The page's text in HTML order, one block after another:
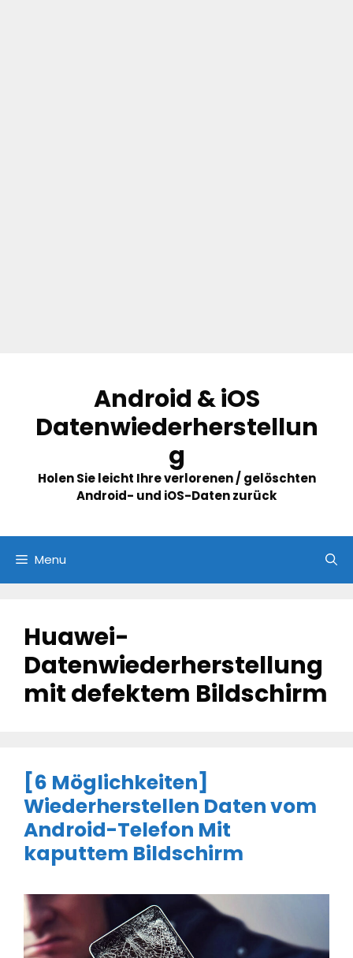
content
Android & iOS
Datenwiederherstellun
g
Holen Sie leicht Ihre verlorenen / gelöschten
Android- und iOS-Daten zurück
Menu
Huawei-
Datenwiederherstellung
mit defektem Bildschirm
[6 Möglichkeiten]
Wiederherstellen Daten vom
Android-Telefon Mit
kaputtem Bildschirm